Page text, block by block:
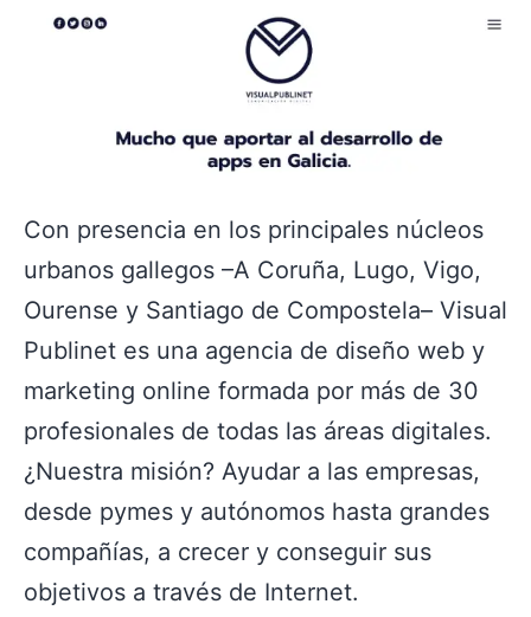
Con presencia en los principales núcleos
urbanos gallegos –A Coruña, Lugo, Vigo,
Ourense y Santiago de Compostela– Visual
Publinet es una agencia de diseño web y
marketing online formada por más de 30
profesionales de todas las áreas digitales.
¿Nuestra misión? Ayudar a las empresas,
desde pymes y autónomos hasta grandes
compañías, a crecer y conseguir sus
objetivos a través de Internet.